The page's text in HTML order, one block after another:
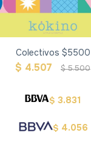
Colectivos $5500
$ 4.507 $ 5.500
$ 3.831
$ 4.056